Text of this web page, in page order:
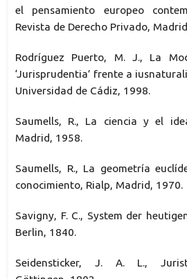
el pensamiento europeo
Revista de Derecho Privado,
Rodríguez Puerto, M. J., La
‘Jurisprudentia’ frente a
Universidad de Cádiz, 1998.
Saumells, R., La ciencia y el
Madrid, 1958.
Saumells, R., La geometría
conocimiento, Rialp, Madrid, 1970.
Savigny, F. C., System der
Berlin, 1840.
Seidensticker, J. A. L.,